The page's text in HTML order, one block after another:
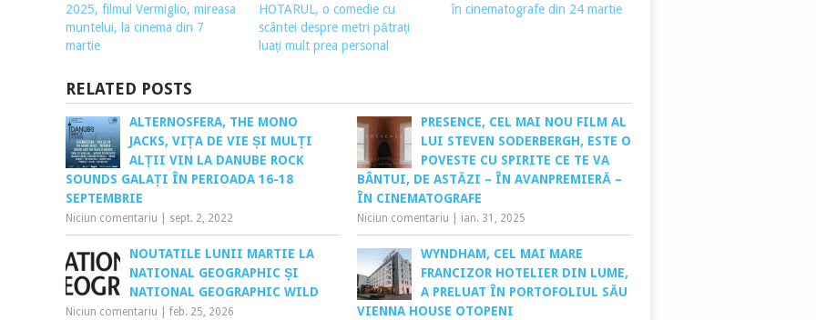
2025, filmul Vermiglio, mireasa
muntelui, la cinema din 7
martie
HOTARUL, o comedie cu
scântei despre metri pătrați
luați mult prea personal
în cinematografe din 24 martie
RELATED POSTS
ALTERNOSFERA, THE MONO
JACKS, VIȚA DE VIE ȘI MULȚI
ALȚII VIN LA DANUBE ROCK
SOUNDS GALAȚI ÎN PERIOADA 16-18
SEPTEMBRIE
Niciun comentariu sept. 2, 2022
PRESENCE, CEL MAI NOU FILM AL
LUI STEVEN SODERBERGH, ESTE O
POVESTE CU SPIRITE CE TE VA
BÂNTUI, DE ASTĂZI – ÎN AVANPREMIERĂ –
ÎN CINEMATOGRAFE
Niciun comentariu ian. 31, 2025
NOUTATILE LUNII MARTIE LA
NATIONAL GEOGRAPHIC ȘI
NATIONAL GEOGRAPHIC WILD
Niciun comentariu feb. 25, 2026
WYNDHAM, CEL MAI MARE
FRANCIZOR HOTELIER DIN LUME,
A PRELUAT ÎN PORTOFOLIUL SĂU
VIENNA HOUSE OTOPENI